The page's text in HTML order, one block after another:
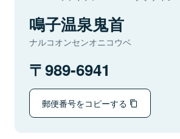
鳴子温泉鬼首
ナルコオンセンオニコウベ
989-6941
郵便番号をコピーする